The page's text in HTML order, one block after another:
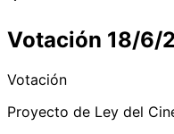
Votación 18/6/
Votación
Proyecto de Ley del